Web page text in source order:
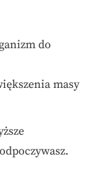
do
masy